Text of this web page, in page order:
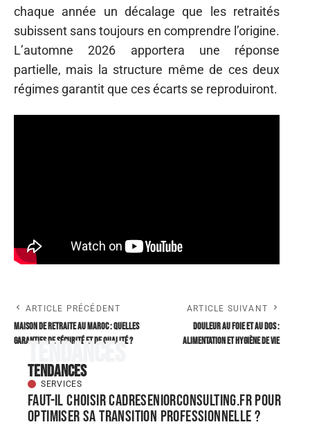
chaque année un décalage que les retraités
subissent sans toujours en comprendre l’origine.
L’automne 2026 apportera une réponse
partielle, mais la structure même de ces deux
régimes garantit que ces écarts se reproduiront.
ARTICLE PRÉCÉDENT
Maison de retraite au Maroc : quelles
garanties de sécurité et de qualité ?
ARTICLE SUIVANT
Douleur au foie et au dos :
alimentation et hygiène de vie
Tendances
Tendances
SERVICES
Faut-il choisir cadreseniorconsulting.fr pour
optimiser sa transition professionnelle ?